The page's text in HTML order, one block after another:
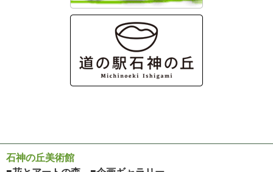
石神の丘美術館